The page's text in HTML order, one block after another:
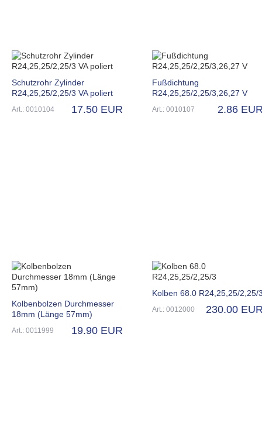
Schutzrohr Zylinder
R24,25,25/2,25/3 VA poliert
Art.: 0010104 17.50 EUR
Fußdichtung
R24,25,25/2,25/3,26,27 V
Art.: 0010107 2.86
Kolbenbolzen Durchmesser
18mm (Länge 57mm)
Art.: 0011999 19.90 EUR
Kolben 68.0 R24,25,25/2,25/
Art.: 0012000 230.00